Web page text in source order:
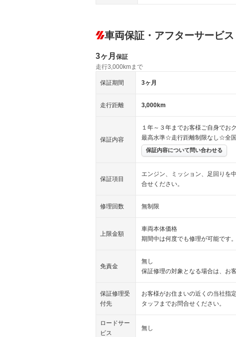
車両保証・アフターサービス
3ヶ月 保証
走行3,000kmまで
保証期間 3ヶ月
走行距離 3,000km
保証内容
１年～３年までお客様ご自身でお
最高水準☆走行距離制限なし☆全
保証内容について問い合わせる
保証項目
エンジン、ミッション、足回りを
合せください。
修理回数 無制限
上限金額
車両本体価格
期間中は何度でも修理が可能です
免責金
無し
保証修理の対象となる場合は、お
保証修理受
付先
お客様がお住まいの近くの当社指
タッフまでお問合せください。
ロードサー
ビス
無し